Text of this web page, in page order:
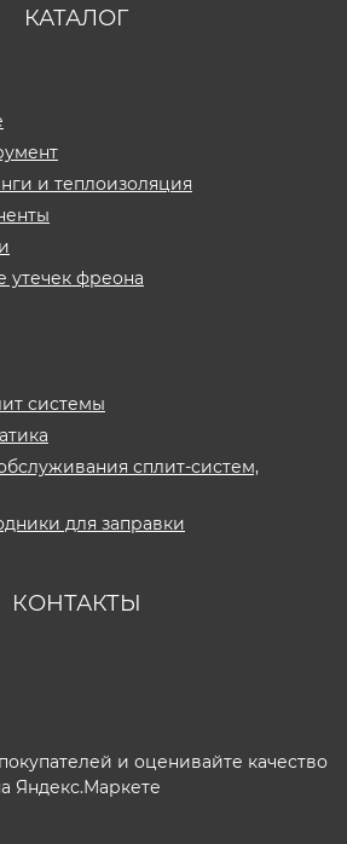
КАТАЛОГ
и теплоизоляция
утечек фреона
системы
сплит-систем,
для заправки
КОНТАКТЫ